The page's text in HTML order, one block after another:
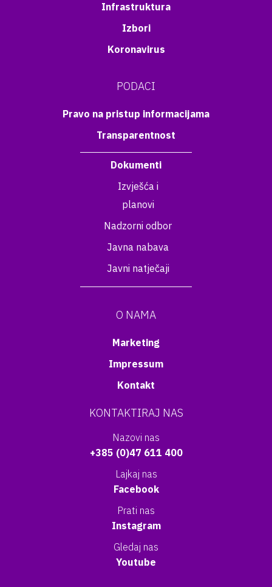
Infrastruktura
Izbori
Koronavirus
PODACI
Pravo na pristup informacijama
Transparentnost
Dokumenti
Izvješća i
planovi
Nadzorni odbor
Javna nabava
Javni natječaji
O NAMA
Marketing
Impressum
Kontakt
KONTAKTIRAJ NAS
Nazovi nas
+385 (0)47 611 400
Lajkaj nas
Facebook
Prati nas
Instagram
Gledaj nas
Youtube